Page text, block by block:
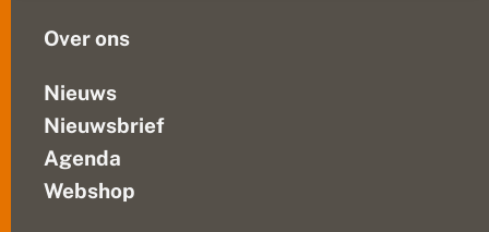
Over ons
Nieuws
Nieuwsbrief
Agenda
Webshop